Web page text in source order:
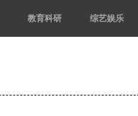
教育科研 综艺娱乐